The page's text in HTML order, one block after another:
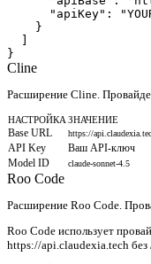
"apiKey":
    }
}
Cline
Расширение Cline.
НАСТРОЙКА ЗНАЧЕНИЕ
Base URL https://
API Key
Ваш API-ключ
Model ID
claude-sonnet-4.5
Roo Code
Расширение Roo Code.
Roo Code использует
https://api.claudexia.tech без